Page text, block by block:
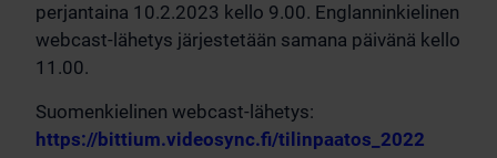
perjantaina 10.2.2023 kello 9.00. Englanninkielinen
webcast-lähetys järjestetään samana päivänä kello
11.00.
Suomenkielinen webcast-lähetys:
https://bittium.videosync.fi/tilinpaatos_2022